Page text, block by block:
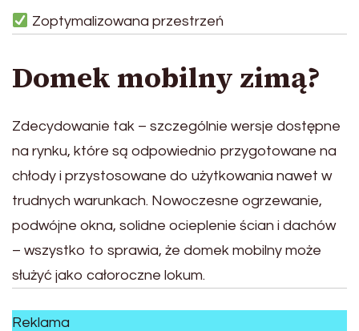
Zoptymalizowana przestrzeń
Domek mobilny zimą?
Zdecydowanie tak – szczególnie wersje dostępne
na rynku, które są odpowiednio przygotowane na
chłody i przystosowane do użytkowania nawet w
trudnych warunkach. Nowoczesne ogrzewanie,
podwójne okna, solidne ocieplenie ścian i dachów
– wszystko to sprawia, że domek mobilny może
służyć jako całoroczne lokum.
Reklama